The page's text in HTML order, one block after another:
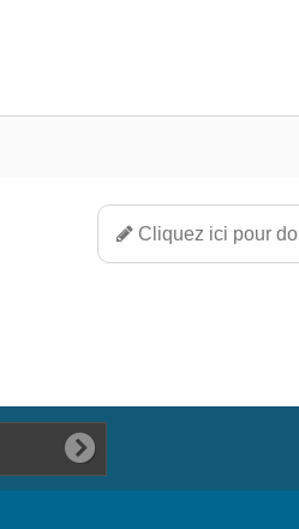
Cliquez ici pour